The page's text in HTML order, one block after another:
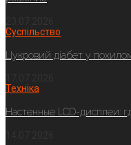
Суспільство
Цукровий діабет у
Техніка
Настенные LCD-дисплеи: